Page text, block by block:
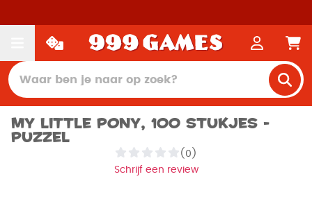
My Little Pony, 100 stukjes -
Puzzel
(0)
Schrijf een review